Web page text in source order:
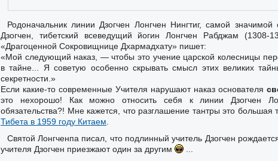
Родоначальник линии Дзогчен Лонгчен Нингтиг, самой
Дзогчен, тибетский всеведущий йогин Лонгчен Рабджам (1308-
«Драгоценной Сокровищнице Дхармадхату» пишет:
«Мой следующий наказ, — чтобы это учение царской колесницы
в тайне... Я советую особенно скрывать смысл этих великих
секретности.»
Если какие-то современные Учителя нарушают наказ основателя
это нехорошо! Как можно относить себя к линии Дзогчен
обязательства?! Мне кажется, что разглашение тантры это большая
Тибета в 1959 году Китаем.
Святой Лонгченпа писал, что подлинный учитель Дзогчен
учителя Дзогчен приезжают один за другим